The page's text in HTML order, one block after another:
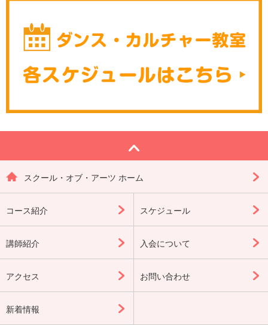
スクール・オブ・アーツ ホーム
コース紹介 スケジュール
講師紹介 入会について
アクセス お問い合わせ
新着情報